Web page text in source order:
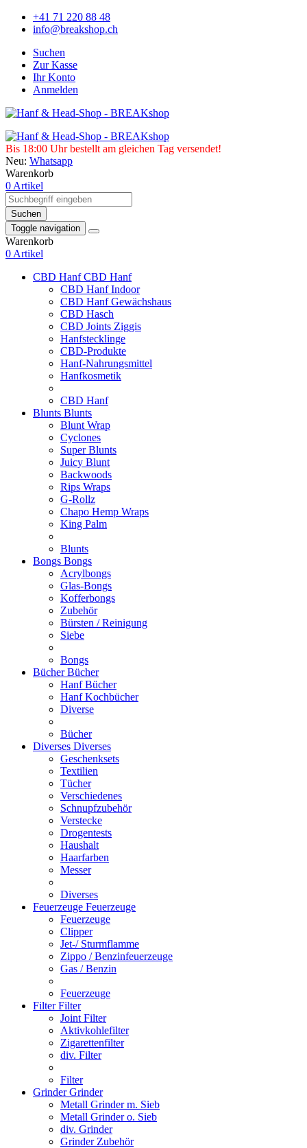
+41 71 220 88 48
info@breakshop.ch
Suchen
Zur Kasse
Ihr Konto
Anmelden
Bis 18:00 Uhr bestellt am gleichen Tag versendet!
Neu: Whatsapp
Warenkorb
0 Artikel
Suchen
Toggle navigation
Warenkorb
0 Artikel
CBD HanfCBD Hanf
CBD Hanf Indoor
CBD Hanf Gewächshaus
CBD Hasch
CBD Joints Ziggis
Hanfstecklinge
CBD-Produkte
Hanf-Nahrungsmittel
Hanfkosmetik
CBD Hanf
Blunts Blunts
Blunt Wrap
Cyclones
Super Blunts
Juicy Blunt
Backwoods
Rips Wraps
G-Rollz
Chapo Hemp Wraps
King Palm
Blunts
Bongs Bongs
Acrylbongs
Glas-Bongs
Kofferbongs
Zubehör
Bürsten / Reinigung
Siebe
Bongs
BücherBücher
Hanf Bücher
Hanf Kochbücher
Diverse
Bücher
Diverses Diverses
Geschenksets
Textilien
Tücher
Verschiedenes
Schnupfzubehör
Verstecke
Drogentests
Haushalt
Haarfarben
Messer
Diverses
Feuerzeuge Feuerzeuge
Feuerzeuge
Clipper
Jet-/ Sturmflamme
Zippo / Benzinfeuerzeuge
Gas / Benzin
Feuerzeuge
FilterFilter
Joint Filter
Aktivkohlefilter
Zigarettenfilter
div. Filter
Filter
GrinderGrinder
Metall Grinder m. Sieb
Metall Grinder o. Sieb
div. Grinder
Grinder Zubehör